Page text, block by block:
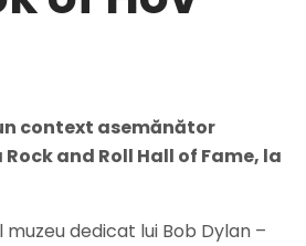
context asemănător
and Roll Hall of Fame, la
dedicat lui Bob Dylan –